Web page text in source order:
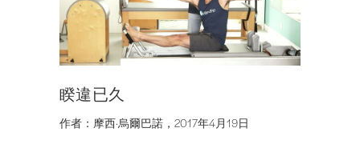
睽違已久
作者：摩西·烏爾巴諾，2017年4月19日